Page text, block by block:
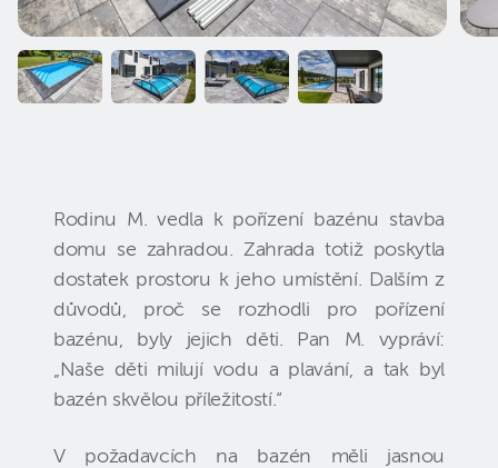
Rodinu M. vedla k pořízení bazénu stavba
domu se zahradou. Zahrada totiž poskytla
dostatek prostoru k jeho umístění. Dalším z
důvodů, proč se rozhodli pro pořízení
bazénu, byly jejich děti. Pan M. vypráví:
„Naše děti milují vodu a plavání, a tak byl
bazén skvělou příležitostí.“
V požadavcích na bazén měli jasnou